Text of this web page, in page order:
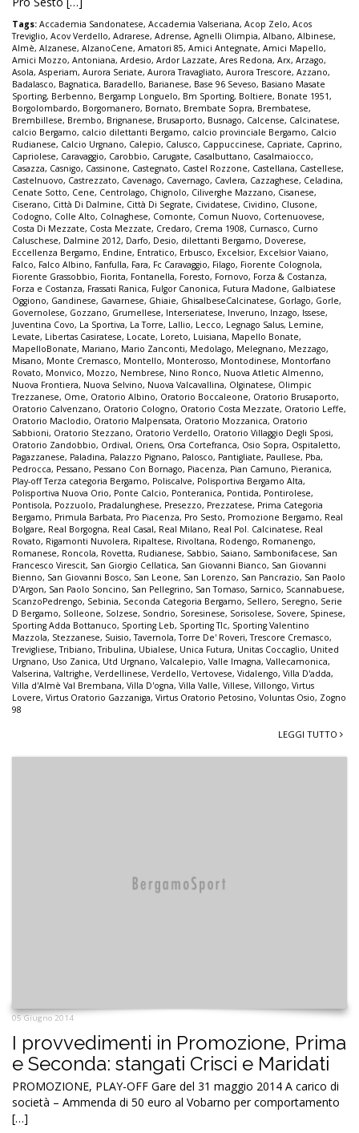
Tags: Accademia Sandonatese, Accademia Valseriana, Acop Zelo, Acos
Treviglio, Acov Verdello, Adrarese, Adrense, Agnelli Olimpia, Albano, Albinese,
Almè, Alzanese, AlzanoCene, Amatori 85, Amici Antegnate, Amici Mapello,
Amici Mozzo, Antoniana, Ardesio, Ardor Lazzate, Ares Redona, Arx, Arzago,
Asola, Asperiam, Aurora Seriate, Aurora Travagliato, Aurora Trescore, Azzano,
Badalasco, Bagnatica, Baradello, Barianese, Base 96 Seveso, Basiano Masate
Sporting, Berbenno, Bergamp Longuelo, Bm Sporting, Boltiere, Bonate 1951,
Borgolombardo, Borgomanero, Bornato, Brembate Sopra, Brembatese,
Brembillese, Brembo, Brignanese, Brusaporto, Busnago, Calcense, Calcinatese,
calcio Bergamo, calcio dilettanti Bergamo, calcio provinciale Bergamo, Calcio
Rudianese, Calcio Urgnano, Calepio, Calusco, Cappuccinese, Capriate, Caprino,
Capriolese, Caravaggio, Carobbio, Carugate, Casalbuttano, Casalmaiocco,
Casazza, Casnigo, Cassinone, Castegnato, Castel Rozzone, Castellana, Castellese,
Castelnuovo, Castrezzato, Cavenago, Cavernago, Cavlera, Cazzaghese, Celadina,
Cenate Sotto, Cene, Centrolago, Chignolo, Ciliverghe Mazzano, Cisanese,
Ciserano, Città Di Dalmine, Città Di Segrate, Cividatese, Cividino, Clusone,
Codogno, Colle Alto, Colnaghese, Comonte, Comun Nuovo, Cortenuovese,
Costa Di Mezzate, Costa Mezzate, Credaro, Crema 1908, Curnasco, Curno
Caluschese, Dalmine 2012, Darfo, Desio, dilettanti Bergamo, Doverese,
Eccellenza Bergamo, Endine, Entratico, Erbusco, Excelsior, Excelsior Vaiano,
Falco, Falco Albino, Fanfulla, Fara, Fc Caravaggio, Filago, Fiorente Colognola,
Fiorente Grassobbio, Fiorita, Fontanella, Foresto, Fornovo, Forza & Costanza,
Forza e Costanza, Frassati Ranica, Fulgor Canonica, Futura Madone, Galbiatese
Oggiono, Gandinese, Gavarnese, Ghiaie, GhisalbeseCalcinatese, Gorlago, Gorle,
Governolese, Gozzano, Grumellese, Interseriatese, Inveruno, Inzago, Issese,
Juventina Covo, La Sportiva, La Torre, Lallio, Lecco, Legnago Salus, Lemine,
Levate, Libertas Casiratese, Locate, Loreto, Luisiana, Mapello Bonate,
MapelloBonate, Mariano, Mario Zanconti, Medolago, Melegnano, Mezzago,
Misano, Monte Cremasco, Montello, Monterosso, Montodinese, Montorfano
Rovato, Monvico, Mozzo, Nembrese, Nino Ronco, Nuova Atletic Almenno,
Nuova Frontiera, Nuova Selvino, Nuova Valcavallina, Olginatese, Olimpic
Trezzanese, Ome, Oratorio Albino, Oratorio Boccaleone, Oratorio Brusaporto,
Oratorio Calvenzano, Oratorio Cologno, Oratorio Costa Mezzate, Oratorio Leffe,
Oratorio Maclodio, Oratorio Malpensata, Oratorio Mozzanica, Oratorio
Sabbioni, Oratorio Stezzano, Oratorio Verdello, Oratorio Villaggio Degli Sposi,
Oratorio Zandobbio, Ordival, Oriens, Orsa Cortefranca, Osio Sopra, Ospitaletto,
Pagazzanese, Paladina, Palazzo Pignano, Palosco, Pantigliate, Paullese, Pba,
Pedrocca, Pessano, Pessano Con Bornago, Piacenza, Pian Camuno, Pieranica,
Play-off Terza categoria Bergamo, Poliscalve, Polisportiva Bergamo Alta,
Polisportiva Nuova Orio, Ponte Calcio, Ponteranica, Pontida, Pontirolese,
Pontisola, Pozzuolo, Pradalunghese, Presezzo, Prezzatese, Prima Categoria
Bergamo, Primula Barbata, Pro Piacenza, Pro Sesto, Promozione Bergamo, Real
Bolgare, Real Borgogna, Real Casal, Real Milano, Real Pol. Calcinatese, Real
Rovato, Rigamonti Nuvolera, Ripaltese, Rivoltana, Rodengo, Romanengo,
Romanese, Roncola, Rovetta, Rudianese, Sabbio, Saiano, Sambonifacese, San
Francesco Virescit, San Giorgio Cellatica, San Giovanni Bianco, San Giovanni
Bienno, San Giovanni Bosco, San Leone, San Lorenzo, San Pancrazio, San Paolo
D'Argon, San Paolo Soncino, San Pellegrino, San Tomaso, Sarnico, Scannabuese,
ScanzoPedrengo, Sebinia, Seconda Categoria Bergamo, Sellero, Seregno, Serie
D Bergamo, Solleone, Solzese, Sondrio, Soresinese, Sorisolese, Sovere, Spinese,
Sporting Adda Bottanuco, Sporting Leb, Sporting Tlc, Sporting Valentino
Mazzola, Stezzanese, Suisio,Tavernola,Torre De' Roveri,Trescore Cremasco,
Trevigliese,Tribiano,Tribulina, Ubialese, Unica Futura, Unitas Coccaglio, United
Urgnano, Uso Zanica, Utd Urgnano, Valcalepio, Valle Imagna, Vallecamonica,
Valserina, Valtrighe, Verdellinese, Verdello, Vertovese, Vidalengo, Villa D'adda,
Villa d'Almè Val Brembana, Villa D'ogna, Villa Valle, Villese, Villongo, Virtus
Lovere, Virtus Oratorio Gazzaniga, Virtus Oratorio Petosino, Voluntas Osio, Zogno
98
LEGGI TUTTO
05 Giugno 2014
I provvedimenti in Promozione, Prima
e Seconda: stangati Crisci e Maridati
PROMOZIONE, PLAY-OFF Gare del 31 maggio 2014 A carico di
società – Ammenda di 50 euro al Vobarno per comportamento
[…]